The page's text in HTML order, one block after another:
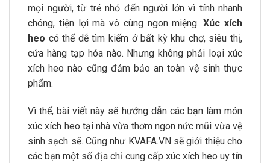
mọi người, từ trẻ nhỏ đến người lớn vì tính nhanh
chóng, tiện lợi mà vô cùng ngon miệng.Xúc xích
heo có thể dễ tìm kiếm ở bất kỳ khu chợ, siêu thị,
cửa hàng tạp hóa nào. Nhưng không phải loại xúc
xích heo nào cũng đảm bảo an toàn vệ sinh thực
phẩm.
Vì thế, bài viết này sẽ hướng dẫn các bạn làm món
xúc xích heo tại nhà vừa thơm ngon nức mũi vừa vệ
sinh sạch sẽ. Cũng như KVAFA.VN sẽ giới thiệu cho
các bạn một số địa chỉ cung cấp xúc xích heo uy tín